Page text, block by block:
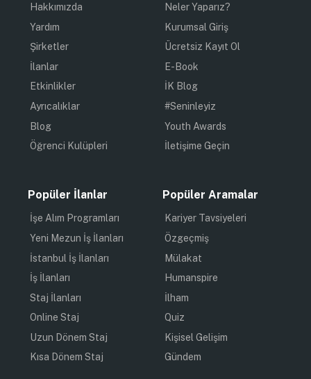
Hakkımızda
Yardım
Şirketler
İlanlar
Etkinlikler
Ayrıcalıklar
Blog
Öğrenci Kulüpleri
Neler Yaparız?
Kurumsal Giriş
Ücretsiz Kayıt Ol
E-Book
İK Blog
#Seninleyiz
Youth Awards
İletişime Geçin
Popüler İlanlar
İşe Alım Programları
Yeni Mezun İş İlanları
İstanbul İş İlanları
İş İlanları
Staj İlanları
Online Staj
Uzun Dönem Staj
Kısa Dönem Staj
Popüler Aramalar
Kariyer Tavsiyeleri
Özgeçmiş
Mülakat
Humanspire
İlham
Quiz
Kişisel Gelişim
Gündem